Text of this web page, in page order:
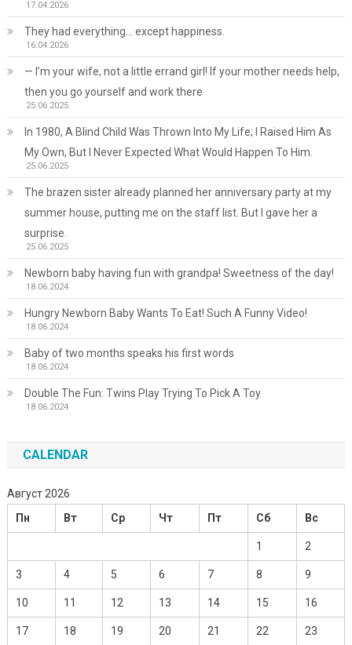
17.04.2026
They had everything… except happiness.
16.04.2026
— I’m your wife, not a little errand girl! If your mother needs help,
then you go yourself and work there
25.06.2025
In 1980, A Blind Child Was Thrown Into My Life; I Raised Him As
My Own, But I Never Expected What Would Happen To Him.
25.06.2025
The brazen sister already planned her anniversary party at my
summer house, putting me on the staff list. But I gave her a
surprise.
25.06.2025
Newborn baby having fun with grandpa! Sweetness of the day!
18.06.2024
Hungry Newborn Baby Wants To Eat! Such A Funny Video!
18.06.2024
Baby of two months speaks his first words
18.06.2024
Double The Fun: Twins Play Trying To Pick A Toy
18.06.2024
CALENDAR
Август 2026
Пн
Вт Ср Чт Пт Сб Вс
1 2
3 4 5 6 7 8 9
10 11 12 13 14 15 16
17 18 19 20 21 22 23